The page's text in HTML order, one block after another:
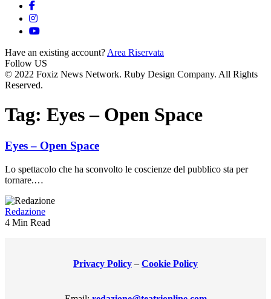
Have an existing account? Area Riservata
Follow US
© 2022 Foxiz News Network. Ruby Design Company. All Rights
Reserved.
Tag: Eyes – Open Space
Eyes – Open Space
Lo spettacolo che ha sconvolto le coscienze del pubblico sta per
tornare.…
Redazione
4 Min Read
Privacy Policy – Cookie Policy